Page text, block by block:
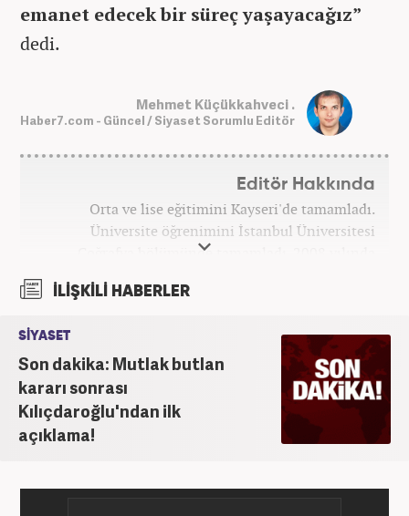
emanet edecek bir süreç yaşayacağız”
dedi.
Mehmet Küçükkahveci .
Haber7.com - Güncel / Siyaset Sorumlu Editör
Editör Hakkında
Orta ve lise eğitimini Kayseri'de tamamladı.
Üniversite öğrenimini İstanbul Üniversitesi
Coğrafya bölümünde tamamladı. 2008 yılında
attı. 15 yıllık profesyonel editörlük kariyerinde tüm
Haber7.com'da 'Güncel/Siyaset Sorumlu Editörü'
olarak devam etmektedir.
İLİŞKİLİ HABERLER
SİYASET
Son dakika: Mutlak butlan
kararı sonrası
Kılıçdaroğlu'ndan ilk
açıklama!